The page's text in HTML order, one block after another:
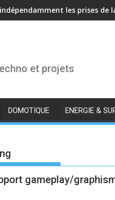
les prises de
et projets
DOMOTIQUE ENERGIE &
gameplay/